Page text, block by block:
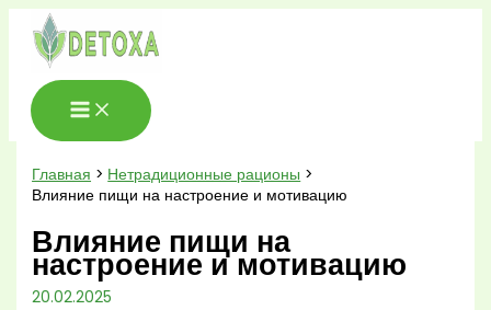
Перейти
содержимому
Главная
Нетрадиционные рационы
Влияние пищи на настроение и мотивацию
Влияние пищи на
настроение и мотивацию
20.02.2025